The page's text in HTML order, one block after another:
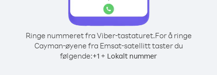
Ringe nummeret fra Viber-tastaturet.For å ringe
Cayman-øyene fra Emsat-satellitt taster du
følgende:+1 + Lokalt nummer